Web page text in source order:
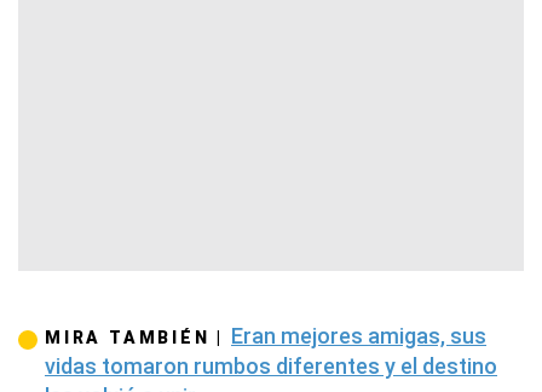
MIRA TAMBIÉN |
Eran mejores amigas, sus
vidas tomaron rumbos diferentes y el destino